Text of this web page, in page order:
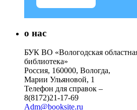
о нас
БУК ВО «Вологодская
библиотека»
Россия, 160000, Вологда,
Марии Ульяновой, 1
Телефон для справок –
8(8172)21-17-69
Adm@booksite.ru